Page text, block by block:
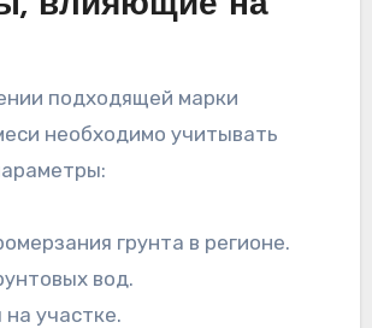
подходящей марки
необходимо учитывать
грунта в регионе.
вод.
участке.